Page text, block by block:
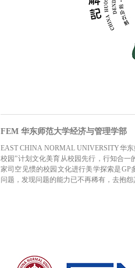
FEM 华东师范大学经济与管理学部
EAST CHINA NORMAL UNIVERSITY华
校园”计划文化美育从校园先行，行知合
家司空见惯的校园文化进行美学探索是
问题，发现问题的能力已不再稀有，去抱